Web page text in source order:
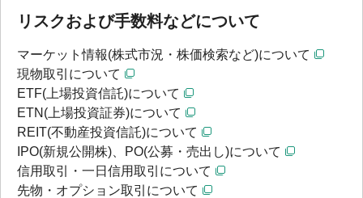
リスクおよび手数料などについて
マーケット情報(株式市況・株価検索など)について
現物取引について
ETF(上場投資信託)について
ETN(上場投資証券)について
REIT(不動産投資信託)について
IPO(新規公開株)、PO(公募・売出し)について
信用取引・一日信用取引について
先物・オプション取引について